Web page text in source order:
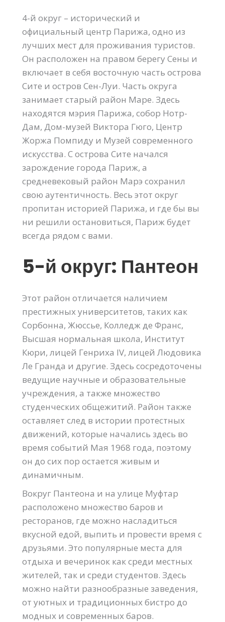
4-й округ – исторический и
официальный центр Парижа, одно из
лучших мест для проживания туристов.
Он расположен на правом берегу Сены и
включает в себя восточную часть острова
Сите и остров Сен-Луи. Часть округа
занимает старый район Маре. Здесь
находятся мэрия Парижа, собор Нотр-
Дам, Дом-музей Виктора Гюго, Центр
Жоржа Помпиду и Музей современного
искусства. С острова Сите начался
зарождение города Париж, а
средневековый район Марэ сохранил
свою аутентичность. Весь этот округ
пропитан историей Парижа, и где бы вы
ни решили остановиться, Париж будет
всегда рядом с вами.
5-й округ: Пантеон
Этот район отличается наличием
престижных университетов, таких как
Сорбонна, Жюссье, Колледж де Франс,
Высшая нормальная школа, Институт
Кюри, лицей Генриха IV, лицей Людовика
Ле Гранда и другие. Здесь сосредоточены
ведущие научные и образовательные
учреждения, а также множество
студенческих общежитий. Район также
оставляет след в истории протестных
движений, которые начались здесь во
время событий Мая 1968 года, поэтому
он до сих пор остается живым и
динамичным.
Вокруг Пантеона и на улице Муфтар
расположено множество баров и
ресторанов, где можно насладиться
вкусной едой, выпить и провести время с
друзьями. Это популярные места для
отдыха и вечеринок как среди местных
жителей, так и среди студентов. Здесь
можно найти разнообразные заведения,
от уютных и традиционных бистро до
модных и современных баров.